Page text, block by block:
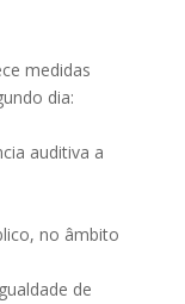
medidas
dia:
auditiva a
no âmbito
de